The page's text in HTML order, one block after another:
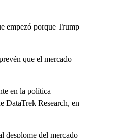
empezó porque Trump
que el mercado
en la política
DataTrek Research, en
desplome del mercado